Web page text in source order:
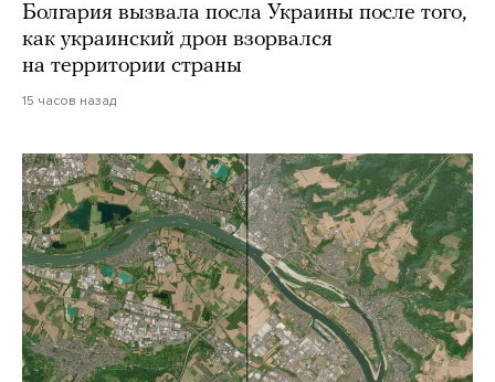
Болгария вызвала посла Украины после того,
как украинский дрон взорвался
на территории страны
15 часов назад